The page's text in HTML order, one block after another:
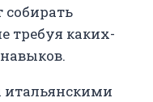
собирать
требуя каких-